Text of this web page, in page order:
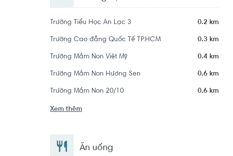
Trường Tiểu Học An Lạc 3 0.2 km
Trường Cao đẳng Quốc Tế TP.HCM 0.3 km
Trường Mầm Non Việt Mỹ 0.4 km
Trường Mầm Non Hương Sen 0.6 km
Trường Mầm Non 20/10 0.6 km
Xem thêm
Ăn uống